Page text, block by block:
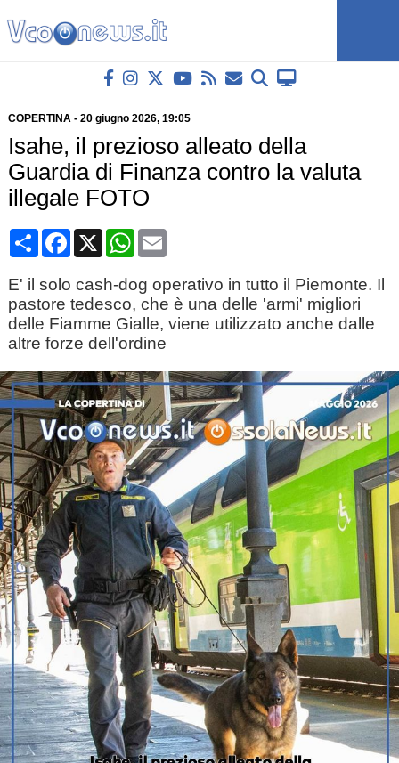
COPERTINA- 20 giugno 2026, 19:05
Isahe, il prezioso alleato della
Guardia di Finanza contro la valuta
illegale FOTO
CondividiFacebook
X WhatsApp
Email
E' il solo cash-dog operativo in tutto il Piemonte. Il
pastore tedesco, che è una delle 'armi' migliori
delle Fiamme Gialle, viene utilizzato anche dalle
altre forze dell'ordine